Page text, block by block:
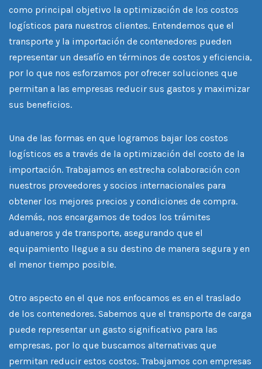
como principal objetivo la optimización de los costos
logísticos para nuestros clientes. Entendemos que el
transporte y la importación de contenedores pueden
representar un desafío en términos de costos y eficiencia,
por lo que nos esforzamos por ofrecer soluciones que
permitan a las empresas reducir sus gastos y maximizar
sus beneficios.
Una de las formas en que logramos bajar los costos
logísticos es a través de la optimización del costo de la
importación. Trabajamos en estrecha colaboración con
nuestros proveedores y socios internacionales para
obtener los mejores precios y condiciones de compra.
Además, nos encargamos de todos los trámites
aduaneros y de transporte, asegurando que el
equipamiento llegue a su destino de manera segura y en
el menor tiempo posible.
Otro aspecto en el que nos enfocamos es en el traslado
de los contenedores. Sabemos que el transporte de carga
puede representar un gasto significativo para las
empresas, por lo que buscamos alternativas que
permitan reducir estos costos. Trabajamos con empresas